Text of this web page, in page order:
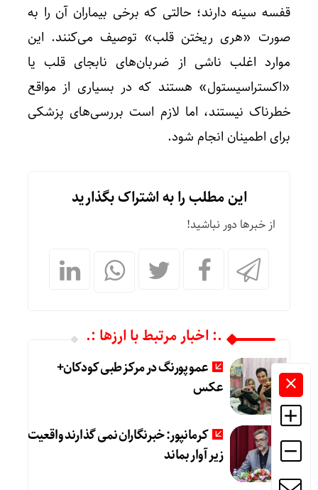
قفسه سینه دارند؛ حالتی که برخی بیماران آن را به
صورت «هری ریختن قلب» توصیف می‌کنند. این
موارد اغلب ناشی از ضربان‌های نابجای قلب یا
«اکستراسیستول» هستند که در بسیاری از مواقع
خطرناک نیستند، اما لازم است بررسی‌های پزشکی
برای اطمینان انجام شود.
این مطلب را به اشتراک بگذارید
از خبرها دور نباشید!
.: اخبار مرتبط با ارزها :.
عمو پورنگ در مرکز طبی کودکان+
عکس
کرمانپور: خبرنگاران نمی گذارند واقعیت
زیر آوار بماند